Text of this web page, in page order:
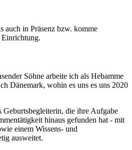
auch in Präsenz bzw. komme
Einrichtung.
Söhne arbeite ich als Hebamme
Dänemark, wohin es uns es uns 2020
die ihre Aufgabe
hinaus gefunden hat - mit
einem Wissens- und
ausweitet.